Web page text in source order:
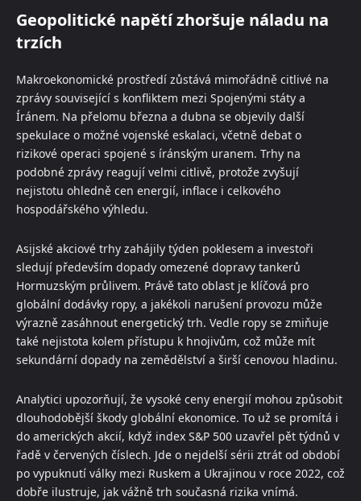
Geopolitické napětí zhoršuje náladu na
trzích
Makroekonomické prostředí zůstává mimořádně citlivé na
zprávy související s konfliktem mezi Spojenými státy a
Íránem. Na přelomu března a dubna se objevily další
spekulace o možné vojenské eskalaci, včetně debat o
rizikové operaci spojené s íránským uranem. Trhy na
podobné zprávy reagují velmi citlivě, protože zvyšují
nejistotu ohledně cen energií, inflace i celkového
hospodářského výhledu.
Asijské akciové trhy zahájily týden poklesem a investoři
sledují především dopady omezené dopravy tankerů
Hormuzským průlivem. Právě tato oblast je klíčová pro
globální dodávky ropy, a jakékoli narušení provozu může
výrazně zasáhnout energetický trh. Vedle ropy se zmiňuje
také nejistota kolem přístupu k hnojivům, což může mít
sekundární dopady na zemědělství a širší cenovou hladinu.
Analytici upozorňují, že vysoké ceny energií mohou způsobit
dlouhodobější škody globální ekonomice. To už se promítá i
do amerických akcií, když index S&P 500 uzavřel pět týdnů v
řadě v červených číslech. Jde o nejdelší sérii ztrát od období
po vypuknutí války mezi Ruskem a Ukrajinou v roce 2022, což
dobře ilustruje, jak vážně trh současná rizika vnímá.